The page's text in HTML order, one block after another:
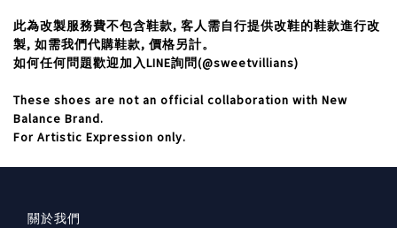
此為改製服務費不包含鞋款, 客人需自行提供改鞋的鞋款進行改
製, 如需我們代購鞋款, 價格另計。
如何任何問題歡迎加入LINE詢問(@sweetvillians)
These shoes are not an official collaboration with New
Balance Brand.
For Artistic Expression only.
關於我們